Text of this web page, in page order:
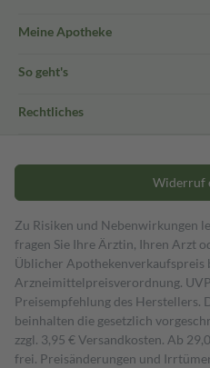
Meine Apotheke
So geht's
Rechtliches
Widerruf
Zu Risiken und Nebenwirkungen
fragen Sie Ihre Ärztin, Ihren Arzt
Üblicher Apothekenverkaufspreis
Arzneimittelpreisverordnung.
Preisempfehlung des Herstellers.
beinhalten die gesetzlich
zzgl. 3,95 € Versandkosten. Ab
frei. Preisänderungen und